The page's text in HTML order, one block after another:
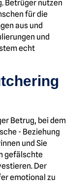
Betrüger nutzen
für die
aus und
und
echt
Betrug, bei dem
- Beziehung
und Sie
gefälschte
Der
emotional zu